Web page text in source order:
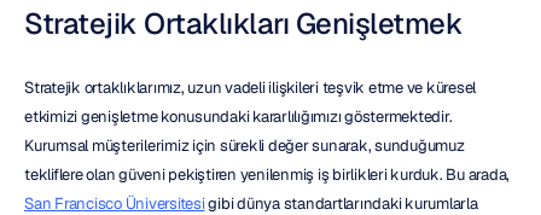
Stratejik Ortaklıkları Genişletmek
Stratejik ortaklıklarımız, uzun vadeli ilişkileri teşvik etme ve küresel
etkimizi genişletme konusundaki kararlılığımızı göstermektedir.
Kurumsal müşterilerimiz için sürekli değer sunarak, sunduğumuz
San Francisco Üniversitesi gibi dünya standartlarındaki kurumlarla